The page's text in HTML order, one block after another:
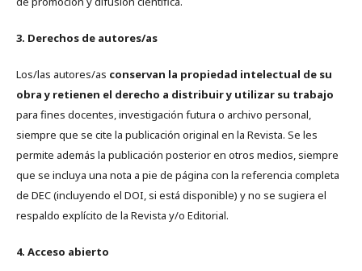
3. Derechos de autores/as
Los/las autores/as conservan la propiedad intelectual de su
obra y retienen el derecho a distribuir y utilizar su trabajo
para fines docentes, investigación futura o archivo personal,
siempre que se cite la publicación original en la Revista. Se les
permite además la publicación posterior en otros medios, siempre
que se incluya una nota a pie de página con la referencia completa
de DEC (incluyendo el DOI, si está disponible) y no se sugiera el
respaldo explícito de la Revista y/o Editorial.
4. Acceso abierto